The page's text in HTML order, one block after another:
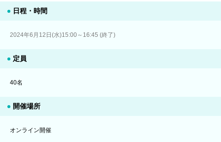
日程・時間
2024年6月12日(水)15:00～16:45 (終了)
定員
40名
開催場所
オンライン開催